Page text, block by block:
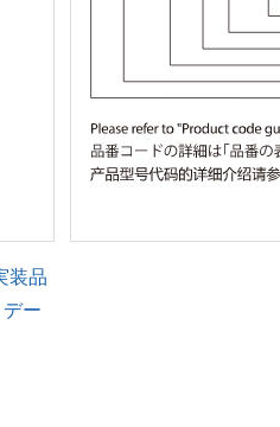
装品
ー